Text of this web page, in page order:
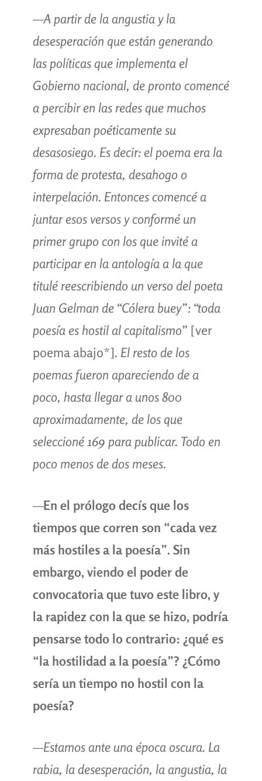
—A partir de la angustia y la
desesperación que están generando
las políticas que implementa el
Gobierno nacional, de pronto comencé
a percibir en las redes que muchos
expresaban poéticamente su
desasosiego. Es decir: el poema era la
forma de protesta, desahogo o
interpelación. Entonces comencé a
juntar esos versos y conformé un
primer grupo con los que invité a
participar en la antología a la que
titulé reescribiendo un verso del poeta
Juan Gelman de “Cólera buey”: “toda
poesía es hostil al capitalismo” [ver
poema abajo*]. El resto de los
poemas fueron apareciendo de a
poco, hasta llegar a unos 800
aproximadamente, de los que
seleccioné 169 para publicar. Todo en
poco menos de dos meses.
—En el prólogo decís que los
tiempos que corren son “cada vez
más hostiles a la poesía”. Sin
embargo, viendo el poder de
convocatoria que tuvo este libro, y
la rapidez con la que se hizo, podría
pensarse todo lo contrario: ¿qué es
“la hostilidad a la poesía”? ¿Cómo
sería un tiempo no hostil con la
poesía?
—Estamos ante una época oscura. La
rabia, la desesperación, la angustia, la